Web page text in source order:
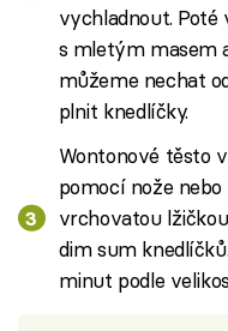
vychladnout. Poté
s mletým masem
můžeme nechat
plnit knedlíčky.
Wontonové těsto
pomocí nože
vrchovatou
dim sum
minut podle